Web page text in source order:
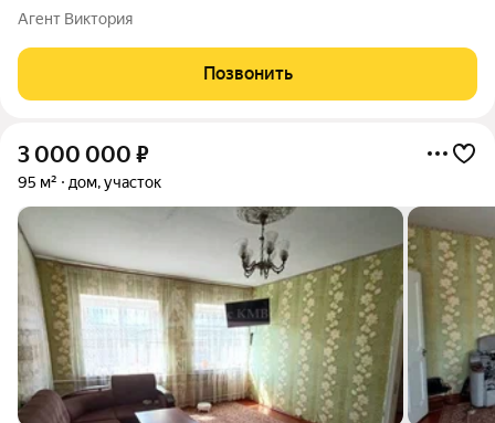
Участок угловой. Рядом озеро. Есть газ в СНТ, подключение
бесплатно. Вода скважина и техническая, для полива. В доме 2
комнаты с косметическим
Агент Виктория
Позвонить
3 000 000 ₽
95 м² дом, участок